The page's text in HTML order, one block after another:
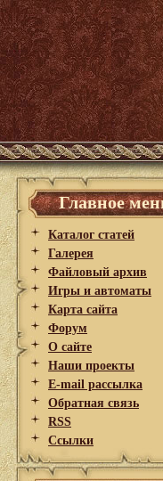
Главное
Каталог статей
Галерея
Файловый архив
Игры и автоматы
Карта сайта
Форум
О сайте
Наши проекты
E-mail рассылка
Обратная связь
RSS
Ссылки